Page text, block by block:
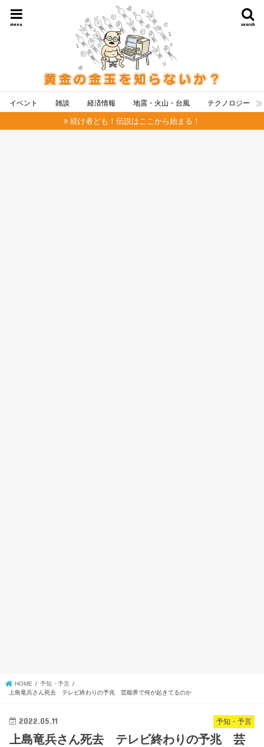
search
menu
イベント 雑談 経済情報 地震・火山・台風 テクノロジー
続け者ども！伝説はここから始まる！
HOME
予知・予言
上島竜兵さん死去 テレビ終わりの予兆 芸能界で何が起きてるのか
予知・予言
2022.05.11
上島竜兵さん死去 テレビ終わりの予兆 芸